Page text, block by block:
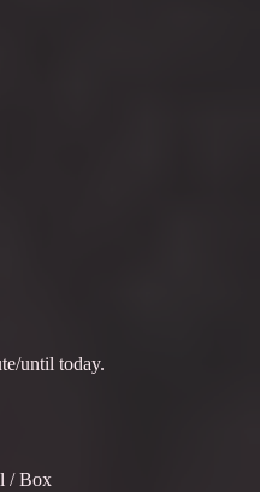
until today.
/ Box